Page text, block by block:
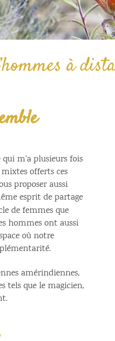
à
m’a plusieurs fois
mixtes offerts ces
proposer aussi
esprit de partage
de femmes que
hommes ont aussi
où notre
amérindiennes,
tels que le magicien,